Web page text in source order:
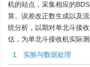
机的站点，采集相应的
算、误差改正数生成以及
统分析，以期对单北斗接
估，为单北斗接收机实际
1 实验与数据处理